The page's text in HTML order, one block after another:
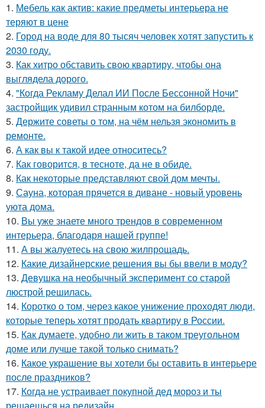
1. Мебель как актив: какие предметы интерьера не
теряют в цене
2. Город на воде для 80 тысяч человек хотят запустить к
2030 году.
3. Как хитро обставить свою квартиру, чтобы она
выглядела дорого.
4. "Когда Рекламу Делал ИИ После Бессонной Ночи"
застройщик удивил странным котом на билборде.
5. Держите советы о том, на чём нельзя экономить в
ремонте.
6. А как вы к такой идее относитесь?
7. Как говорится, в тесноте, да не в обиде.
8. Как некоторые представляют свой дом мечты.
9. Сауна, которая прячется в диване - новый уровень
уюта дома.
10. Вы уже знаете много трендов в современном
интерьера, благодаря нашей группе!
11. А вы жалуетесь на свою жилпрощадь.
12. Какие дизайнерские решения вы бы ввели в моду?
13. Девушка на необычный эксперимент со старой
люстрой решилась.
14. Коротко о том, через какое унижение проходят люди,
которые теперь хотят продать квартиру в России.
15. Как думаете, удобно ли жить в таком треугольном
доме или лучше такой только снимать?
16. Какое украшение вы хотели бы оставить в интерьере
после праздников?
17. Когда не устраивает покупной дед мороз и ты